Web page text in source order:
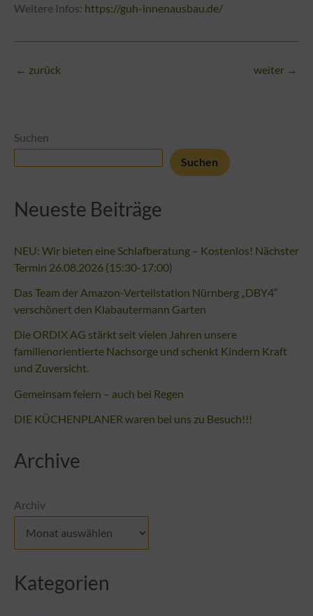
Weitere Infos: https://guh-innenausbau.de/
← zurück weiter →
Suchen
Suchen
Neueste Beiträge
NEU: Wir bieten eine Schlafberatung – Kostenlos! Nächster
Termin 26.08.2026 (15:30-17:00)
Das Team der Amazon-Verteilstation Nürnberg „DBY4“
verschönert den Klabautermann Garten
Die ORDIX AG stärkt seit vielen Jahren unsere
familienorientierte Nachsorge und schenkt Kindern Kraft
und Zuversicht.
Gemeinsam feiern – auch bei Regen
DIE KÜCHENPLANER waren bei uns zu Besuch!!!
Archive
Archiv
Kategorien